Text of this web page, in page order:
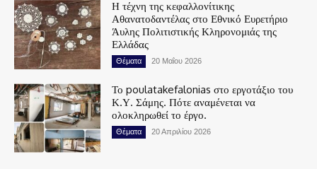
Η τέχνη της κεφαλλονίτικης
Αθανατοδαντέλας στο Εθνικό Ευρετήριο
Άυλης Πολιτιστικής Κληρονομιάς της
Ελλάδας
Θέματα 20 Μαΐου 2026
Το poulatakefalonias στο εργοτάξιο του
Κ.Υ. Σάμης. Πότε αναμένεται να
ολοκληρωθεί το έργο.
Θέματα 20 Απριλίου 2026